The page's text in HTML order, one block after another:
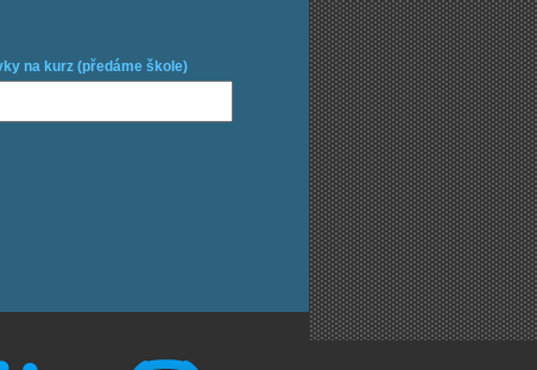
na kurz (předáme škole)